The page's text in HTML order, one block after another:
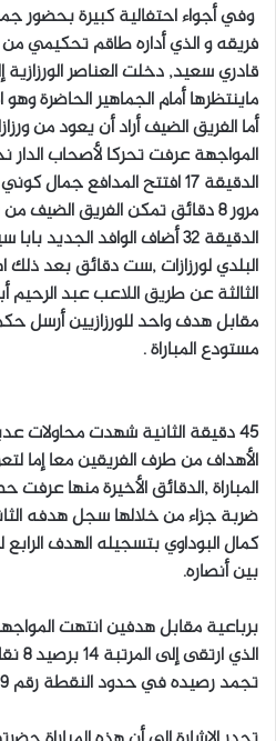
وفي أجواء احتفالية كبيرة بحضور
فريقه و الذي أداره طاقم تحكيمي
قادري سعيد, دخلت العناصر
ماينتظرها أمام الجماهير الحاضرة
أما الفريق الضيف أراد أن يعود من
المواجهة عرفت تحركا لأصحاب
الدقيقة 17 افتتح المدافع
مرور 8 دقائق تمكن الفريق
الدقيقة 32 أضاف الوافد
البلدي لورزازات ,ست دقائق بعد ذلك
الثالثة عن طريق اللاعب عبد الرحيم
مقابل هدف واحد للورزازيين أرسل حكم
مستودع المباراة .
45 دقيقة الثانية شهدت
الأهداف من طرف الفريقين معا إما
المباراة ,الدقائق الأخيرة منها
ضربة جزاء من خلالها سجل هدفه
كمال البوداوي بتسجيله الهدف الرابع
بين أنصاره.
برباعية مقابل هدفين انتهت
تجمد رصيده في حدود النقطة رقم 9 محتلا بذلك المرتبة 10.